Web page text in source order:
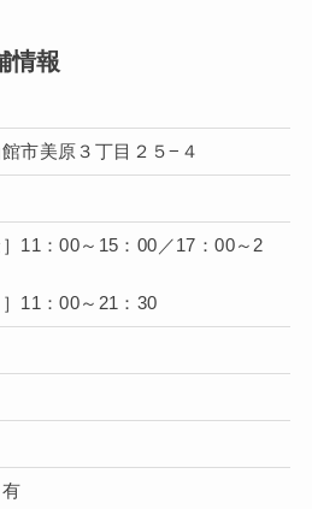
情報
市美原３丁目２５−４
］11：00～15：00／17：00～2
］11：00～21：30